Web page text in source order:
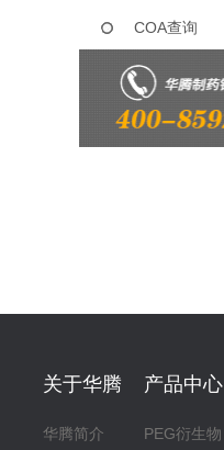
COA查询
关于华腾
华腾简介
产品中心
PEG衍生物